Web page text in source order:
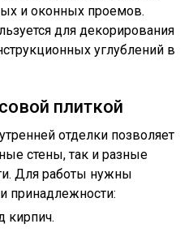
и оконных проемов.
для декорирования
углублений в
плиткой
отделки позволяет
стены, так и разные
Для работы нужны
принадлежности:
кирпич.